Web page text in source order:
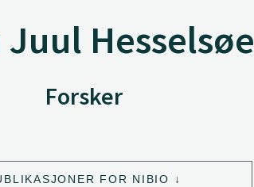
Hesselsøe
Forsker
FOR NIBIO